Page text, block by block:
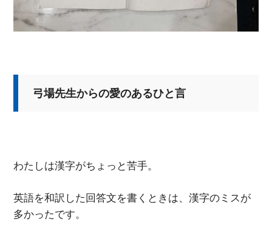
弓場先生からの愛のあるひと言
わたしは漢字がちょっと苦手。
英語を和訳した回答文を書くときは、漢字のミスが
多かったです。